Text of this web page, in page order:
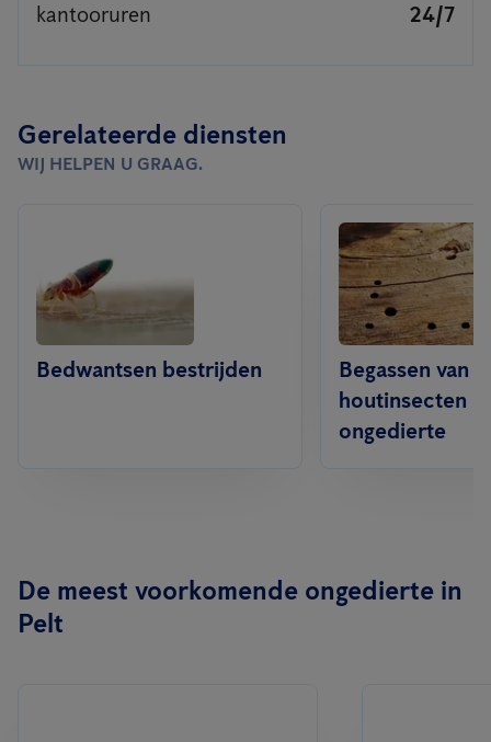
kantooruren
24/7
Gerelateerde diensten
WIJ HELPEN U GRAAG.
Bedwantsen bestrijden
Begassen van
houtinsecten
ongedierte
De meest voorkomende ongedierte in
Pelt